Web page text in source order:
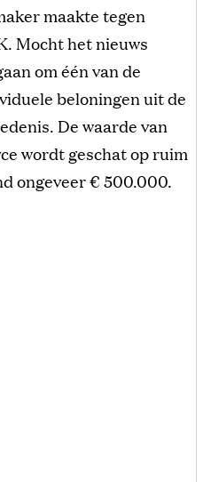
maakte tegen
Mocht het nieuws
om één van de
beloningen uit de
De waarde van
wordt geschat op ruim
ongeveer € 500.000.